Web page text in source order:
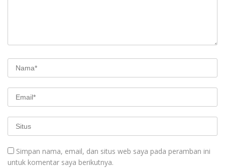
Simpan nama, email, dan situs web saya pada peramban ini
untuk komentar saya berikutnya.